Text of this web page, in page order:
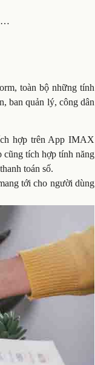
…
toàn bộ những tính
ban quản lý, công dân
hợp trên App IMAX
cũng tích hợp tính năng
toán số.
tới cho người dùng